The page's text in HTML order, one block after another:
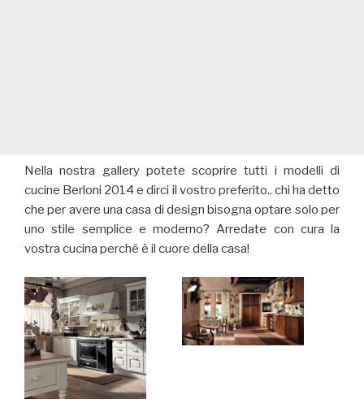
Nella nostra gallery potete scoprire tutti i modelli di
cucine Berloni 2014 e dirci il vostro preferito.. chi ha detto
che per avere una casa di design bisogna optare solo per
uno stile semplice e moderno? Arredate con cura la
vostra cucina perché è il cuore della casa!